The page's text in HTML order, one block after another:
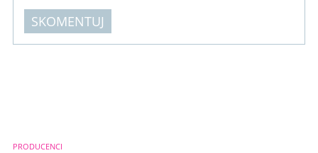
SKOMENTUJ
PRODUCENCI